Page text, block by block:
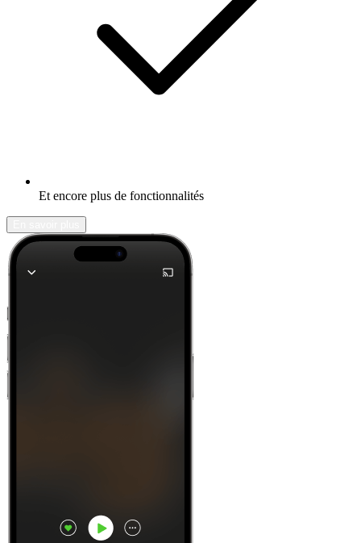
Et encore plus de fonctionnalités